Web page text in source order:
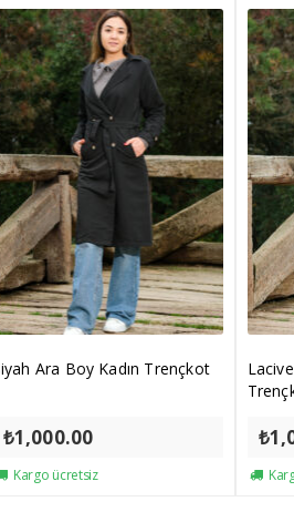
Ara Boy Kadın Trençkot
₺1,000.00
Kargo ücretsiz
₺